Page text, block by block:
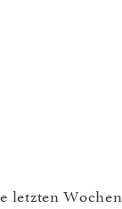
letzten